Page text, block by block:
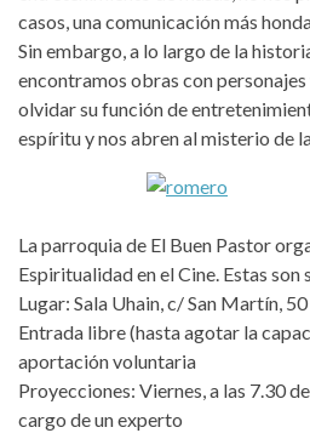
casos, una comunicación más
Sin embargo, a lo largo de la
encontramos obras con
olvidar su función de
espíritu y nos abren al misterio de
La parroquia de El Buen Pastor
Espiritualidad en el Cine. Estas
Lugar: Sala Uhain, c/ San Martín, 50
Entrada libre (hasta agotar la
aportación voluntaria
Proyecciones: Viernes, a las 7.30
cargo de un experto